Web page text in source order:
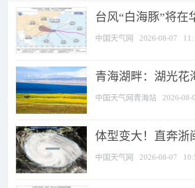
台风“白海豚”将在
中国天气网 2026-08-07
青海湖畔：湖光花
中国天气网青海站 2026-08-
体型变大！直奔浙
中国天气网 2026-08-07